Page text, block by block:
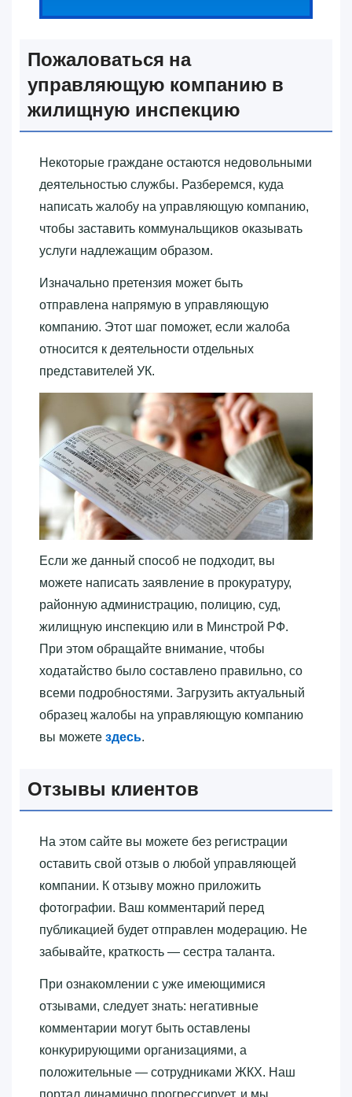
Пожаловаться на
управляющую компанию в
жилищную инспекцию
Некоторые граждане остаются недовольными
деятельностью службы. Разберемся, куда
написать жалобу на управляющую компанию,
чтобы заставить коммунальщиков оказывать
услуги надлежащим образом.
Изначально претензия может быть
отправлена напрямую в управляющую
компанию. Этот шаг поможет, если жалоба
относится к деятельности отдельных
представителей УК.
Если же данный способ не подходит, вы
можете написать заявление в прокуратуру,
районную администрацию, полицию, суд,
жилищную инспекцию или в Минстрой РФ.
При этом обращайте внимание, чтобы
ходатайство было составлено правильно, со
всеми подробностями. Загрузить актуальный
образец жалобы на управляющую компанию
вы можете здесь.
Отзывы клиентов
На этом сайте вы можете без регистрации
оставить свой отзыв о любой управляющей
компании. К отзыву можно приложить
фотографии. Ваш комментарий перед
публикацией будет отправлен модерацию. Не
забывайте, краткость — сестра таланта.
При ознакомлении с уже имеющимися
отзывами, следует знать: негативные
комментарии могут быть оставлены
конкурирующими организациями, а
положительные — сотрудниками ЖКХ. Наш